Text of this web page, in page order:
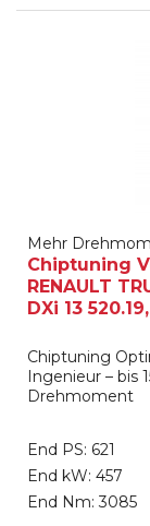
Mehr
Chiptuning
RENAULT
DXi 13
Chiptuning
Ingenieur – bis
Drehmoment
End PS: 621
End kW: 457
End Nm: 3085